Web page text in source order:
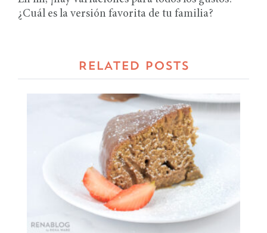
¿Cuál es la versión favorita de tu familia?
RELATED POSTS